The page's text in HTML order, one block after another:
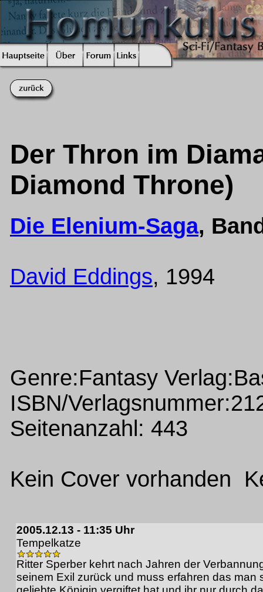
Der Thron im
Diamond Throne)
Die Elenium-Saga,
David Eddings, 1994
Genre:Fantasy
ISBN/
Seitenanzahl: 443
Kein Cover vorhanden
2005.12.13 - 11:35 Uhr
Tempelkatze
Ritter Sperber kehrt nach Jahren der
seinem Exil zurück und muss erfahren das man